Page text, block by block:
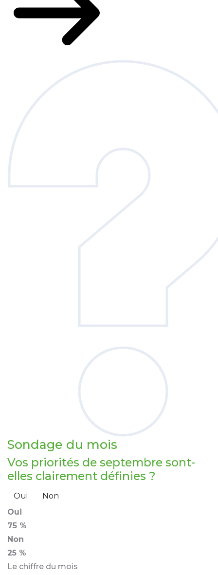
Sondage du mois
Vos priorités de septembre sont-
elles clairement définies ?
Oui
Non
Oui
75 %
Non
25 %
Le chiffre du mois